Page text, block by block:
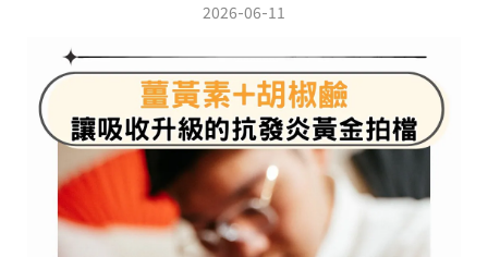
2026-06-11